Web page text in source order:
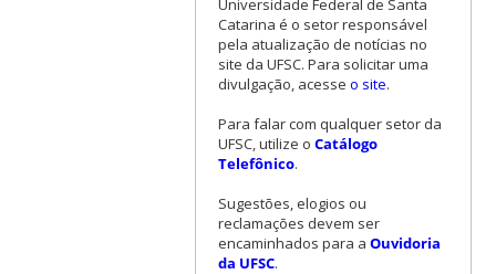
Catarina é o setor responsável
pela atualização de notícias no
site da UFSC. Para solicitar uma
divulgação, acesse o site.
Para falar com qualquer setor da
UFSC, utilize o Catálogo
Telefônico.
Sugestões, elogios ou
reclamações devem ser
encaminhados para a Ouvidoria
da UFSC.